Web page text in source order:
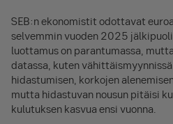
SEB:n ekonomistit odottavat
selvemmin vuoden 2025
luottamus on parantumassa,
datassa, kuten
hidastumisen, korkojen
mutta hidastuvan nousun pitäisi
kulutuksen kasvua ensi vuonna.